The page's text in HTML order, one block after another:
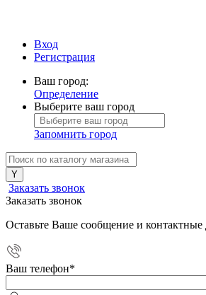
Вход
Регистрация
Ваш город:
Определение
Выберите ваш город
Запомнить город
Заказать звонок
Заказать звонок
Оставьте Ваше сообщение и
Ваш телефон*